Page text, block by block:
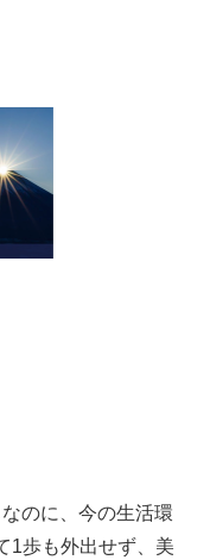
のに、今の生活環
1歩も外出せず、美